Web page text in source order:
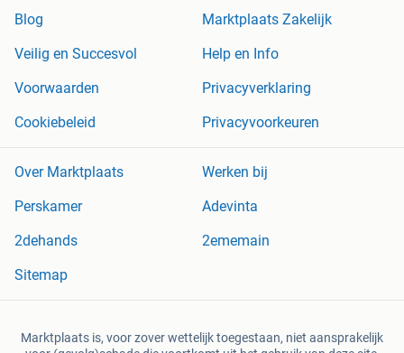
Blog
Marktplaats Zakelijk
Veilig en Succesvol
Help en Info
Voorwaarden
Privacyverklaring
Cookiebeleid
Privacyvoorkeuren
Over Marktplaats
Werken bij
Perskamer
Adevinta
2dehands
2ememain
Sitemap
Marktplaats is, voor zover wettelijk toegestaan, niet aansprakelijk